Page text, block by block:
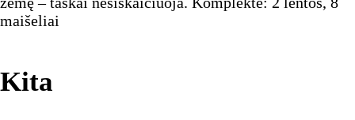
maišeliai
Kita